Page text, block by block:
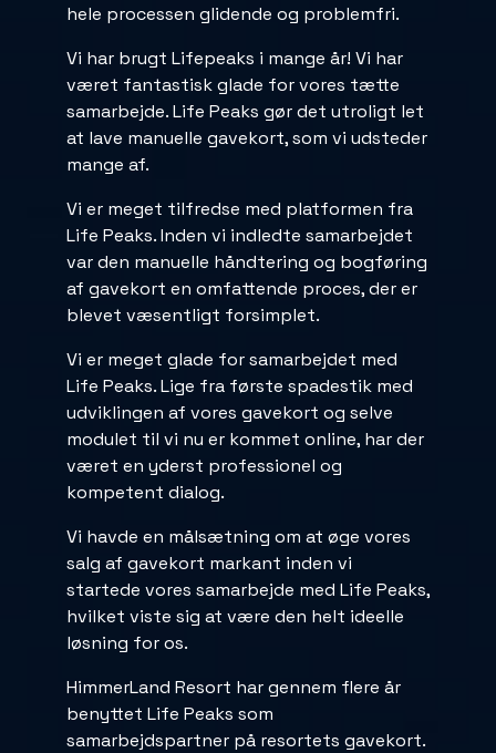
hele processen glidende og problemfri.
Vi har brugt Lifepeaks i mange år! Vi har
været fantastisk glade for vores tætte
samarbejde. Life Peaks gør det utroligt let
at lave manuelle gavekort, som vi udsteder
mange af.
Vi er meget tilfredse med platformen fra
Life Peaks. Inden vi indledte samarbejdet
var den manuelle håndtering og bogføring
af gavekort en omfattende proces, der er
blevet væsentligt forsimplet.
Vi er meget glade for samarbejdet med
Life Peaks. Lige fra første spadestik med
udviklingen af vores gavekort og selve
modulet til vi nu er kommet online, har der
været en yderst professionel og
kompetent dialog.
Vi havde en målsætning om at øge vores
salg af gavekort markant inden vi
startede vores samarbejde med Life Peaks,
hvilket viste sig at være den helt ideelle
løsning for os.
HimmerLand Resort har gennem flere år
benyttet Life Peaks som
samarbejdspartner på resortets gavekort.